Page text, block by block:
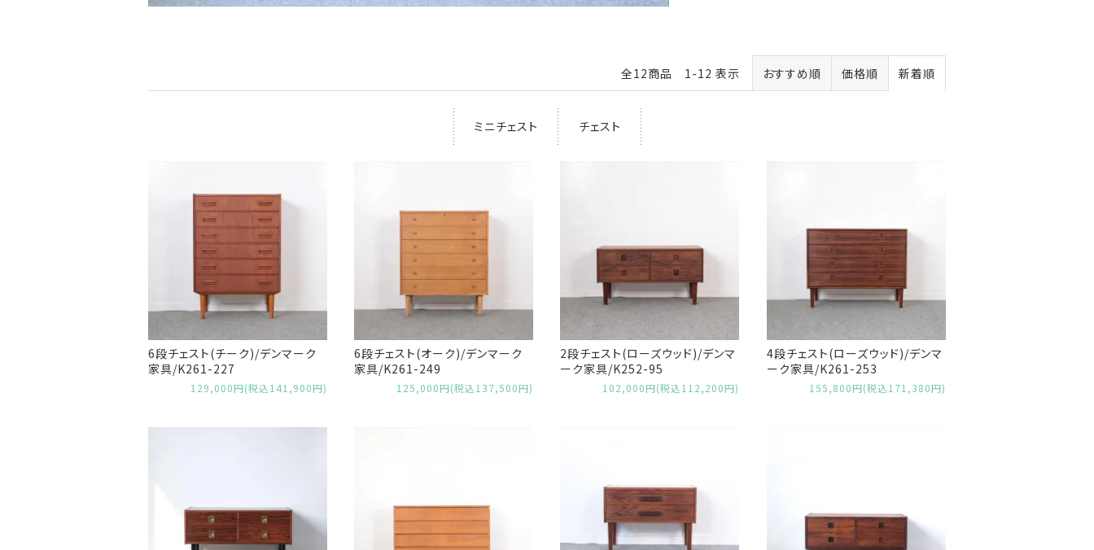
全12商品 1-12 表示 おすすめ順 価格順 新着順
ミニチェスト チェスト
6段チェスト(チーク)/デンマーク
家具/K261-227
129,000円(税込141,900円)
6段チェスト(オーク)/デンマーク
家具/K261-249
125,000円(税込137,500円)
2段チェスト(ローズウッド)/デンマ
ーク家具/K252-95
102,000円(税込112,200円)
4段チェスト(ローズウッド)/デンマ
ーク家具/K261-253
155,800円(税込171,380円)